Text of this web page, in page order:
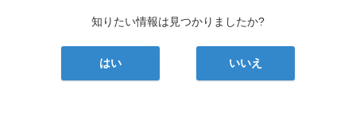
知りたい情報は見つかりましたか?
はい いいえ